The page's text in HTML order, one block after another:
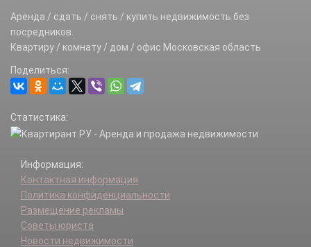
Аренда / сдать / снять / купить недвижимость без
посредников.
Квартиру / комнату / дом / офис Московская область
Поделиться:
Статистика:
Информация:
Контактная информация
Политика конфиденциальности
Размещение рекламы
Советы юриста
Новости недвижимости